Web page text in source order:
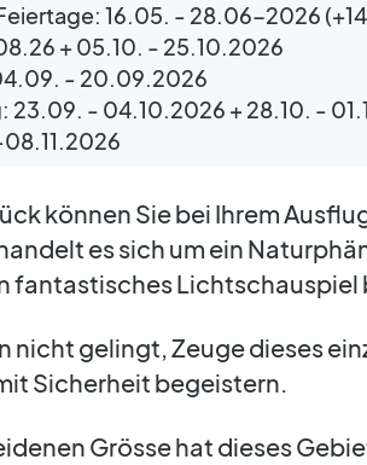
16.05. - 28.06-2026
+ 05.10. - 25.10.2026
- 20.09.2026
23.09. - 04.10.2026 + 28.10. -
können Sie bei Ihrem
es sich um ein
fantastisches Lichtschauspiel
nicht gelingt, Zeuge dieses
Sicherheit begeistern.
Grösse hat dieses